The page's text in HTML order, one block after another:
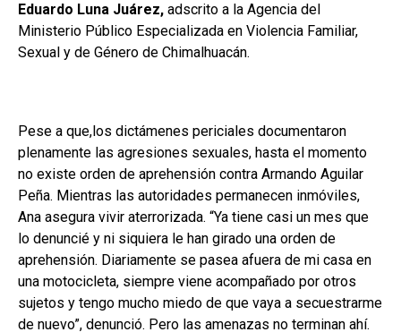
Eduardo Luna Juárez, adscrito a la Agencia del
Ministerio Público Especializada en Violencia Familiar,
Sexual y de Género de Chimalhuacán.
Pese a que,los dictámenes periciales documentaron
plenamente las agresiones sexuales, hasta el momento
no existe orden de aprehensión contra Armando Aguilar
Peña. Mientras las autoridades permanecen inmóviles,
Ana asegura vivir aterrorizada. “Ya tiene casi un mes que
lo denuncié y ni siquiera le han girado una orden de
aprehensión. Diariamente se pasea afuera de mi casa en
una motocicleta, siempre viene acompañado por otros
sujetos y tengo mucho miedo de que vaya a secuestrarme
de nuevo”, denunció. Pero las amenazas no terminan ahí.